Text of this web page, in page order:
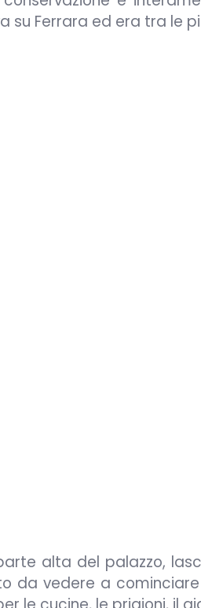
su Ferrara ed era tra le
alta del palazzo,
da vedere a